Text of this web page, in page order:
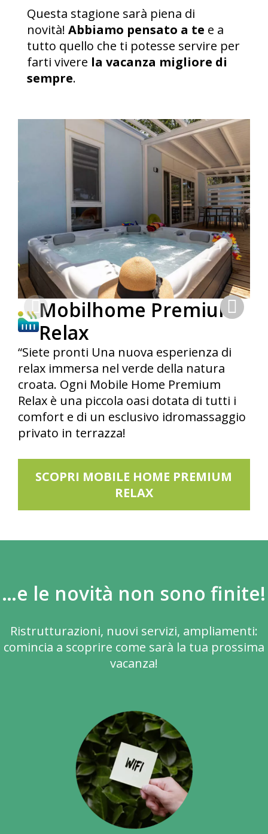
Questa stagione sarà piena di
novità! Abbiamo pensato a te e a
tutto quello che ti potesse servire per
farti vivere la vacanza migliore di
sempre.
Mobilhome Premium
Relax
“Siete pronti Una nuova esperienza di
relax immersa nel verde della natura
croata. Ogni Mobile Home Premium
Relax è una piccola oasi dotata di tutti i
comfort e di un esclusivo idromassaggio
privato in terrazza!
SCOPRI MOBILE HOME PREMIUM
RELAX
…e le novità non sono finite!
Ristrutturazioni, nuovi servizi, ampliamenti:
comincia a scoprire come sarà la tua prossima
vacanza!